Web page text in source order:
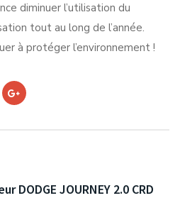
diminuer l’utilisation du
tout au long de l’année.
à protéger l’environnement !
DODGE JOURNEY 2.0 CRD